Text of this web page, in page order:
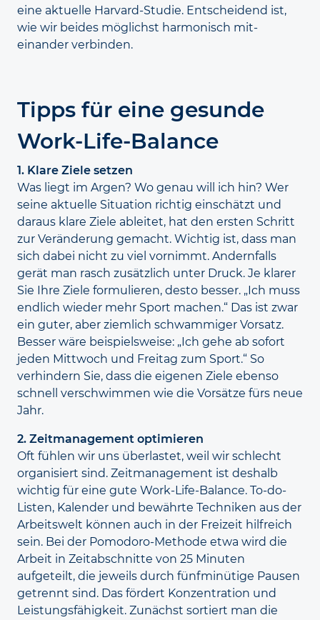
eine aktuelle Harvard-Studie. Entscheidend ist,
wie wir beides möglichst harmonisch mit­
einander verbinden.
Tipps für eine gesunde
Work-Life-Balance
1. Klare Ziele setzen
Was liegt im Argen? Wo genau will ich hin? Wer
seine aktuelle Situation richtig einschätzt und
daraus klare Ziele ableitet, hat den ersten Schritt
zur Veränderung gemacht. Wichtig ist, dass man
sich dabei nicht zu viel vornimmt. Andern­falls
gerät man rasch zusätzlich unter Druck. Je klarer
Sie Ihre Ziele formulieren, desto besser. „Ich muss
endlich wieder mehr Sport machen.“ Das ist zwar
ein guter, aber ziemlich schwammiger Vorsatz.
Besser wäre beispiels­weise: „Ich gehe ab sofort
jeden Mittwoch und Freitag zum Sport.“ So
verhindern Sie, dass die eigenen Ziele ebenso
schnell verschwimmen wie die Vorsätze fürs neue
Jahr.
2. Zeitmanagement optimieren
Oft fühlen wir uns überlastet, weil wir schlecht
organisiert sind. Zeit­management ist deshalb
wichtig für eine gute Work-Life-Balance. To-do-
Listen, Kalender und bewährte Techniken aus der
Arbeitswelt können auch in der Freizeit hilfreich
sein. Bei der Pomodoro-Methode etwa wird die
Arbeit in Zeit­abschnitte von 25 Minuten
aufgeteilt, die jeweils durch fünfminütige Pausen
getrennt sind. Das fördert Konzentration und
Leistungs­fähigkeit. Zunächst sortiert man die